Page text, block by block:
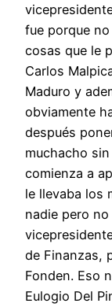
fue porque
cosas que le
Carlos
Maduro y
obviamente
después
muchacho
comienza a
le llevaba los
nadie pero
de Finanzas,
Fonden. Eso
Eulogio Del